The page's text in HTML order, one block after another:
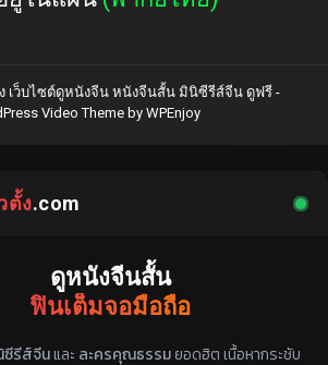
เว็บไซต์ดูหนังจีน หนังจีนสั้น มินิซีรีส์จีน ดูฟรี -
Video Themeby WPEnjoy
ตั้ง.com
ดูหนังจีนสั้น
ฟินเต็มจอมือถือ
ซีรีส์จีนและ ละครคุณธรรมยอดฮิต เนื้อหากระชับ